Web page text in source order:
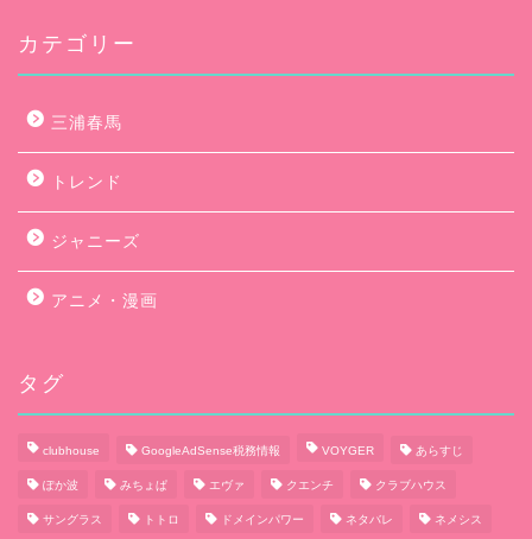
カテゴリー
三浦春馬
トレンド
ジャニーズ
アニメ・漫画
タグ
clubhouse GoogleAdSense税務情報 VOYGER あらすじ
ぽか波 みちょぱ エヴァ クエンチ クラブハウス
サングラス トトロ ドメインパワー ネタバレ ネメシス